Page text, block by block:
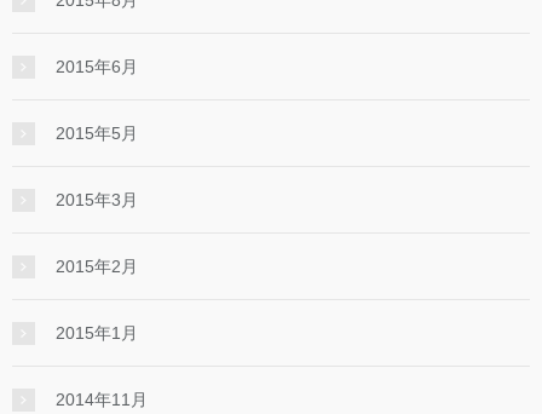
2015年6月
2015年5月
2015年3月
2015年2月
2015年1月
2014年11月